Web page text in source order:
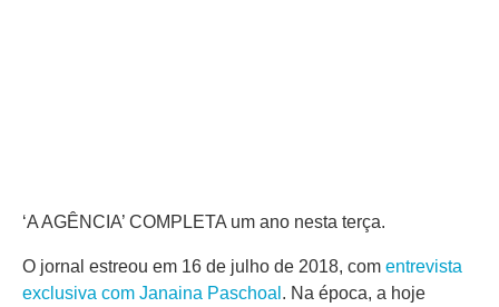
‘A AGÊNCIA’ COMPLETA um ano nesta terça.
O jornal estreou em 16 de julho de 2018, com entrevista
exclusiva com Janaina Paschoal. Na época, a hoje